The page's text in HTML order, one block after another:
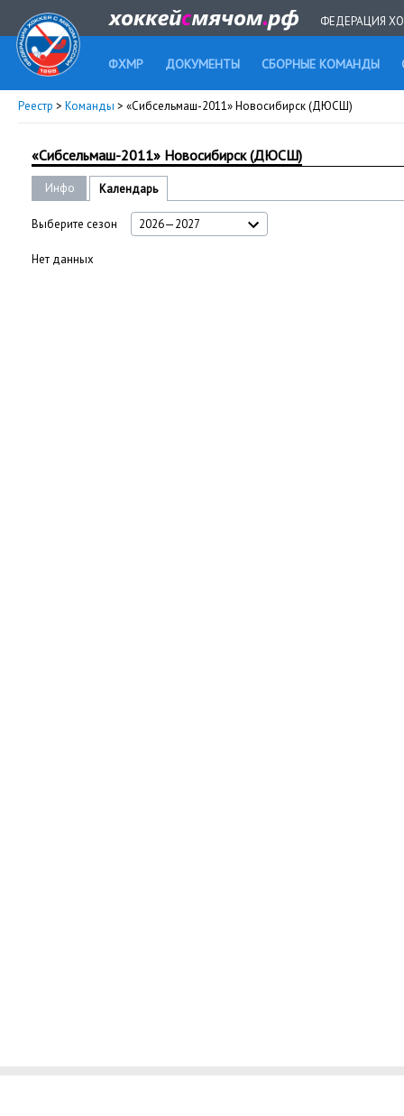
ФЕДЕРАЦИЯ
ФХМР ДОКУМЕНТЫ СБОРНЫЕ КОМАНДЫ
Реестр > Команды > «Сибсельмаш-2011» Новосибирск (ДЮСШ)
«Сибсельмаш-2011» Новосибирск (ДЮСШ)
Инфо Календарь
Выберите сезон 2026—2027
Нет данных